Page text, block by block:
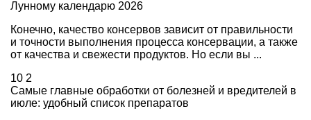
Лунному календарю 2026
Конечно, качество консервов зависит от правильности
и точности выполнения процесса консервации, а также
от качества и свежести продуктов. Но если вы ...
10 2
Самые главные обработки от болезней и вредителей в
июле: удобный список препаратов